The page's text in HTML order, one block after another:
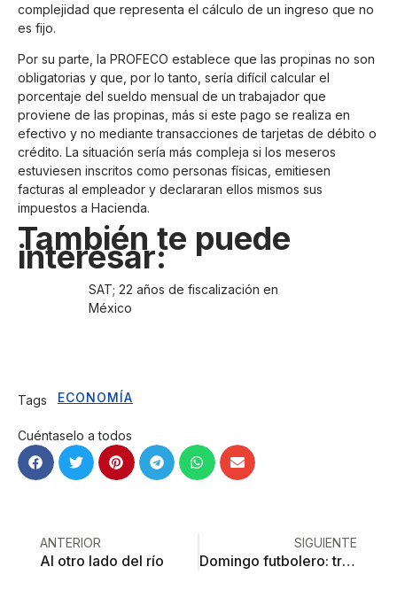
complejidad que representa el cálculo de un ingreso que no
es fijo.
Por su parte, la PROFECO establece que las propinas no son
obligatorias y que, por lo tanto, sería difícil calcular el
porcentaje del sueldo mensual de un trabajador que
proviene de las propinas, más si este pago se realiza en
efectivo y no mediante transacciones de tarjetas de débito o
crédito. La situación sería más compleja si los meseros
estuviesen inscritos como personas físicas, emitiesen
facturas al empleador y declararan ellos mismos sus
impuestos a Hacienda.
También te puede
interesar:
SAT; 22 años de fiscalización en
México
Tags ECONOMÍA
Cuéntaselo a todos
ANTERIOR
Al otro lado del río
SIGUIENTE
Domingo futbolero: tres trofeos en disputa